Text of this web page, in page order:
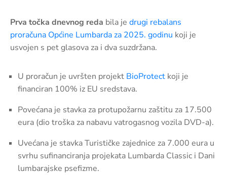
Prva točka dnevnog reda bila je drugi rebalans
proračuna Općine Lumbarda za 2025. godinu koji je
usvojen s pet glasova za i dva suzdržana.
U proračun je uvršten projekt BioProtect koji je
financiran 100% iz EU sredstava.
Povećana je stavka za protupožarnu zaštitu za 17.500
eura (dio troška za nabavu vatrogasnog vozila DVD-a).
Uvećana je stavka Turističke zajednice za 7.000 eura u
svrhu sufinanciranja projekata Lumbarda Classic i Dani
lumbarajske psefizme.